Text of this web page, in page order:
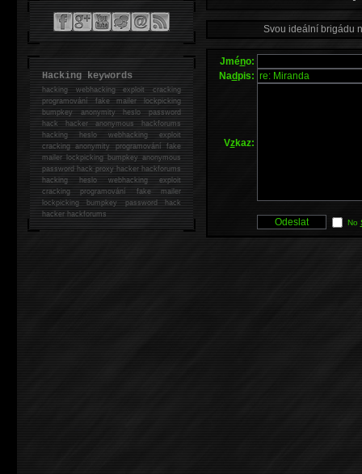
Svou ideální brigádu
Jméno:
Nadpis:
Vzkaz:
No
Hacking keywords
hackingwebhacking exploit cracking
programování fake mailer lockpicking
bumpkey anonymity heslo password
hackhacker anonymous hackforums
hackingheslo webhacking exploit
cracking anonymity programování fake
mailer lockpicking bumpkey anonymous
password hack proxy hacker hackforums
hacking heslo webhacking exploit
cracking programování fake mailer
lockpicking bumpkey password hack
hackerhackforums